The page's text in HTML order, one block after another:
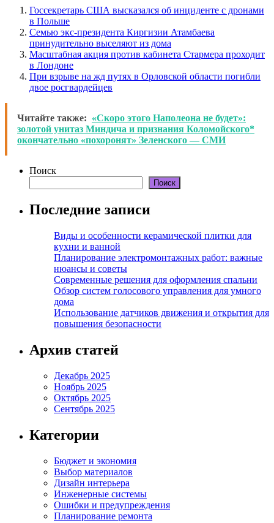
Госсекретарь США высказался об инциденте с дронами
в Польше
Семью экс-президента Киргизии Атамбаева
принудительно выселяют из дома
Масштабная акция против кабинета Стармера проходит
в Лондоне
При взрыве на жд путях в Орловской области погибли
двое росгвардейцев
Читайте также: «Скоро этого Наполеона не будет»:
золотой унитаз Миндича и признания Коломойского*
окончательно «похоронят» Зеленского — СМИ
Поиск
Поиск
Последние записи
Виды и особенности керамической плитки для
кухни и ванной
Планирование электромонтажных работ: важные
нюансы и советы
Современные решения для оформления спальни
Обзор систем голосового управления для умного
дома
Использование датчиков движения и открытия для
повышения безопасности
Архив статей
Декабрь 2025
Ноябрь 2025
Октябрь 2025
Сентябрь 2025
Категории
Бюджет и экономия
Выбор материалов
Дизайн интерьера
Инженерные системы
Ошибки и предупреждения
Планирование ремонта